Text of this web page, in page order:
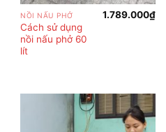
NỒI NẤU PHỞ
Cách sử dụng
nồi nấu phở 60
lít
1.789.000₫